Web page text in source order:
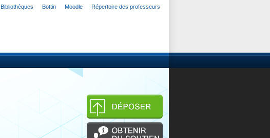
Bibliothèques Bottin Moodle Répertoire des professeurs